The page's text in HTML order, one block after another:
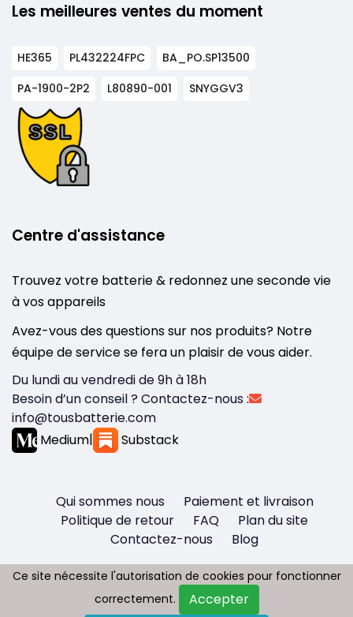
Les meilleures ventes du moment
HE365 PL432224FPC
BA_PO.SP13500
PA-1900-2P2
L80890-001 SNYGGV3
Centre d'assistance
Trouvez votre batterie & redonnez une seconde vie
à vos appareils
Avez-vous des questions sur nos produits? Notre
équipe de service se fera un plaisir de vous aider.
Du lundi au vendredi de 9h à 18h
Besoin d’un conseil ? Contactez-nous :
info@tousbatterie.com
Medium| Substack
Qui sommes nous
Paiement et livraison
Politique de retour
FAQ
Plan du site
Contactez-nous
Blog
Copyright © 2026 - Tous droit réservés
Ce site nécessite l'autorisation de cookies pour fonctionner
correctement.
Accepter
Ce site nécessite l'autorisation de cookies pour fonctionner
correctement.
Accepter